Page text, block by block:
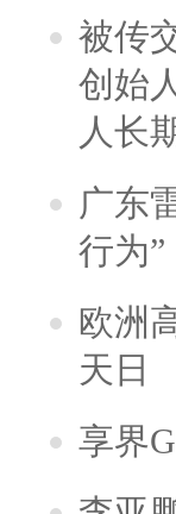
被传
创始
人长
广东
行为
欧洲
天日
享界